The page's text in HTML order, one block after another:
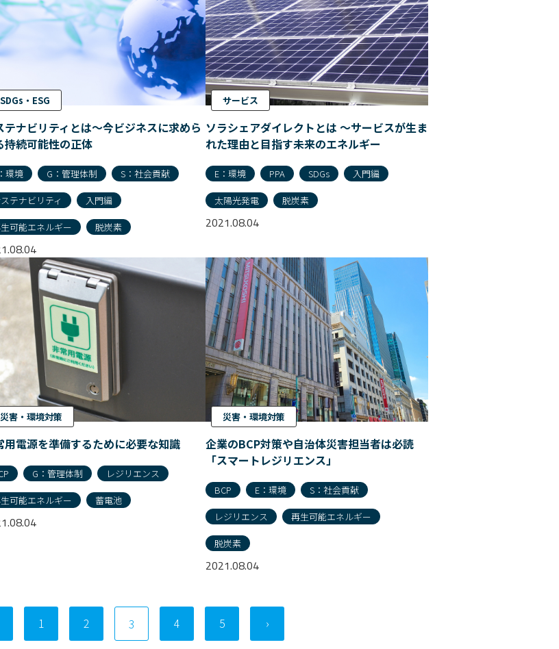
SDGs・ESG
テナビリティとは〜今ビジネスに求めら
持続可能性の正体
環境 G：管理体制 S：社会貢献
テナビリティ 入門編
可能エネルギー 脱炭素
サービス
ソラシェアダイレクトとは 〜サービスが生ま
れた理由と目指す未来のエネルギー
E：環境 PPA SDGs 入門編
太陽光発電 脱炭素
2021.08.04
災害・環境対策
用電源を準備するために必要な知識
G：管理体制 レジリエンス
可能エネルギー 蓄電池
災害・環境対策
企業のBCP対策や自治体災害担当者は必読
「スマートレジリエンス」
BCP E：環境 S：社会貢献
レジリエンス 再生可能エネルギー
脱炭素
2021.08.04
1 2 3 4 5 ›